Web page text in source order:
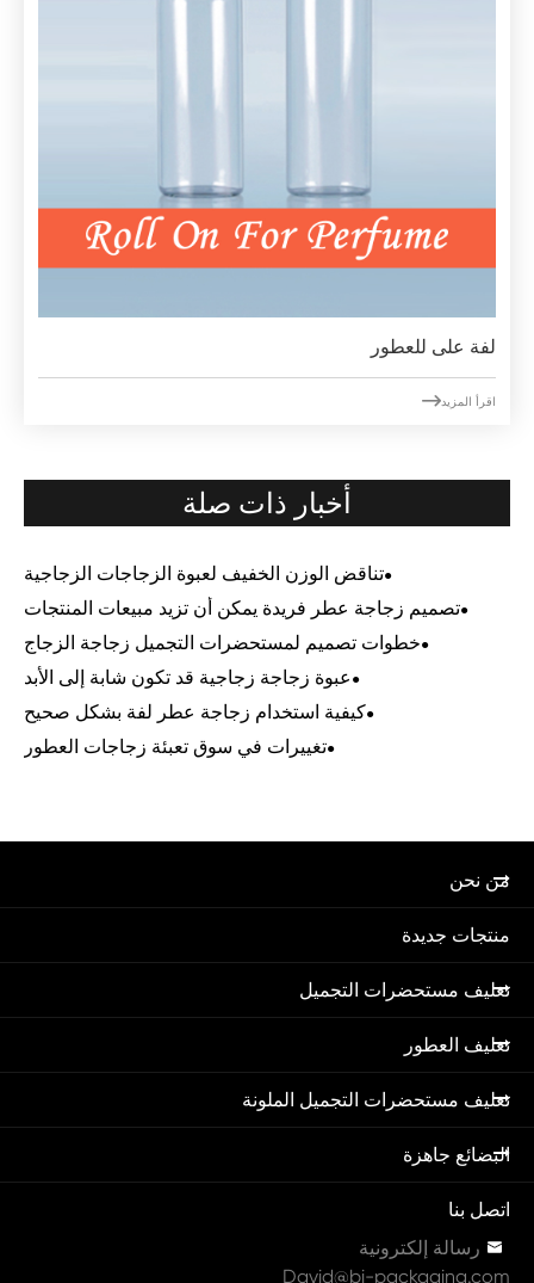
لفة على للعطور
اقرأ المزيد
أخبار ذات صلة
تناقض الوزن الخفيف لعبوة الزجاجات الزجاجية
تصميم زجاجة عطر فريدة يمكن أن تزيد مبيعات المنتجات
خطوات تصميم لمستحضرات التجميل زجاجة الزجاج
عبوة زجاجة زجاجية قد تكون شابة إلى الأبد
كيفية استخدام زجاجة عطر لفة بشكل صحيح
تغييرات في سوق تعبئة زجاجات العطور
من نحن
منتجات جديدة
تغليف مستحضرات التجميل
تغليف العطور
تغليف مستحضرات التجميل الملونة
البضائع جاهزة
اتصل بنا
 رسالة إلكترونية
David@bi-packaging.com